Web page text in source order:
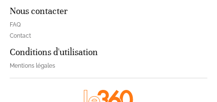
Nous contacter
FAQ
Contact
Conditions d'utilisation
Mentions légales